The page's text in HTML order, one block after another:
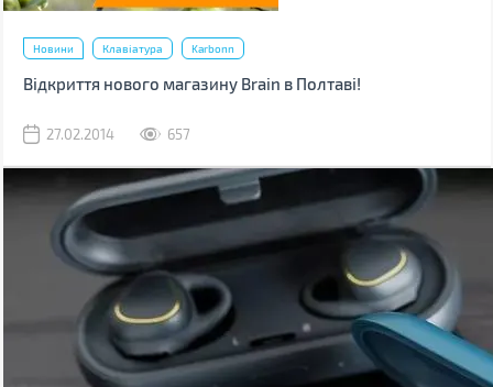
Новини Клавіатура Karbonn
Відкриття нового магазину Brain в Полтаві!
27.02.2014 657